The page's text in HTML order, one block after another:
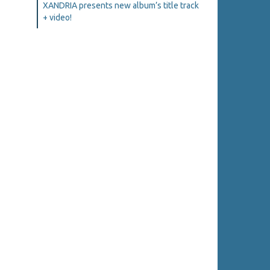
XANDRIA presents new album’s title track
+ video!